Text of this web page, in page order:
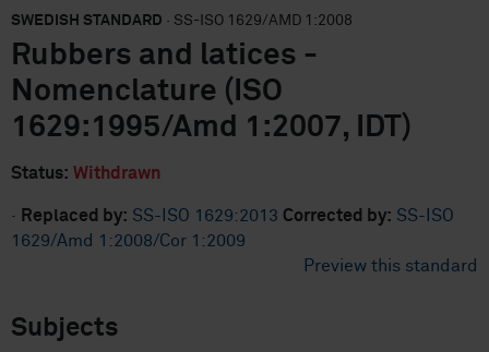
SWEDISH STANDARD · SS-ISO 1629/AMD 1:2008
Rubbers and latices -
Nomenclature (ISO
1629:1995/Amd 1:2007, IDT)
Status: Withdrawn
· Replaced by: SS-ISO 1629:2013 Corrected by: SS-ISO
1629/Amd 1:2008/Cor 1:2009
Preview this standard
Subjects